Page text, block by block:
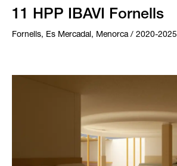
11 HPP IBAVI Fornells
Fornells, Es Mercadal, Menorca / 2020-2025